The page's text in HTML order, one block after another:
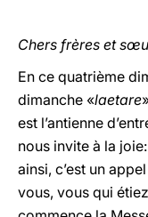
Chers frères et
En ce quatrième
dimanche «laetare
est l’antienne
nous invite à la
ainsi, c’est un
vous, vous qui